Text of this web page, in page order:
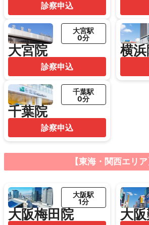
診察申込
大宮院
大宮駅
0分
診察申込
横
千葉院
千葉駅
0分
診察申込
【東海・関西エリア
大阪梅田院
大阪駅
1分
大